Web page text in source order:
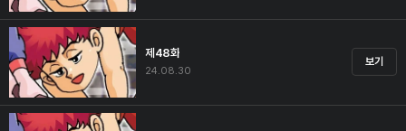
제48화
24.08.30
보기